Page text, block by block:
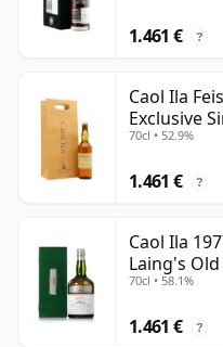
1.461 € ?
Caol Ila
Exclusive
70cl • 52.9%
1.461 € ?
Caol Ila
Laing's
70cl • 58.1%
1.461 € ?